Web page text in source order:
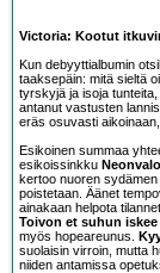
Victoria: Kootut
Kun debyyttialbumin
taaksepäin: mitä sieltä
tyrskyjä ja isoja tunteita,
antanut vastusten
eräs osuvasti
Esikoinen summaa
esikoissinkku Neonvalo
kertoo nuoren
poistetaan. Äänet
ainakaan helpota
Toivon et suhun iskee
myös hopeareunus.
suolaisin virroin, mutta
niiden antamissa